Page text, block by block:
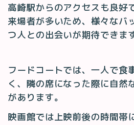
高崎駅からのアクセスも良好
来場者が多いため、様々なバ
つ人との出会いが期待できま
フードコートでは、一人で食
く、隣の席になった際に自然
があります。
映画館では上映前後の時間帯